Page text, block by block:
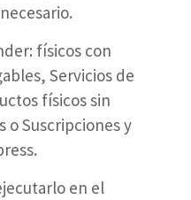
físicos con
Servicios de
físicos sin
o Suscripciones y
en el